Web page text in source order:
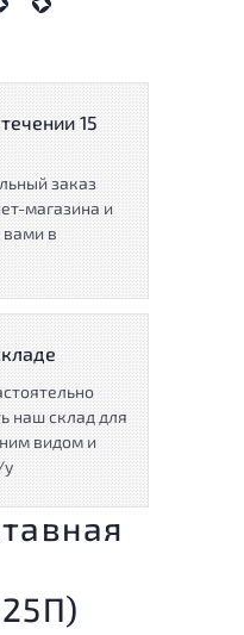
15
заказ
магазина и
в
наш склад для
видом и
у
)